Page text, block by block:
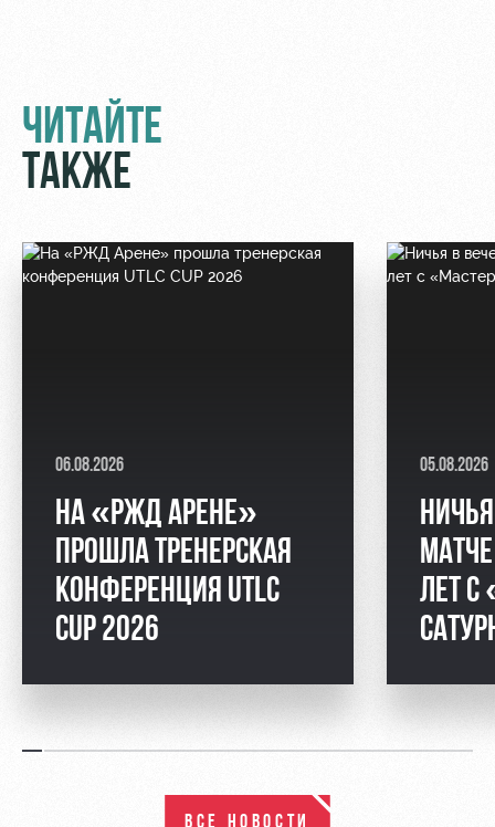
ЧИТАЙТЕ
ТАКЖЕ
06.08.2026
НА «РЖД АРЕНЕ»
ПРОШЛА ТРЕНЕРСКАЯ
КОНФЕРЕНЦИЯ UTLC
CUP 2026
05.08.2026
ЛЕТ С
ВСЕ НОВОСТИ